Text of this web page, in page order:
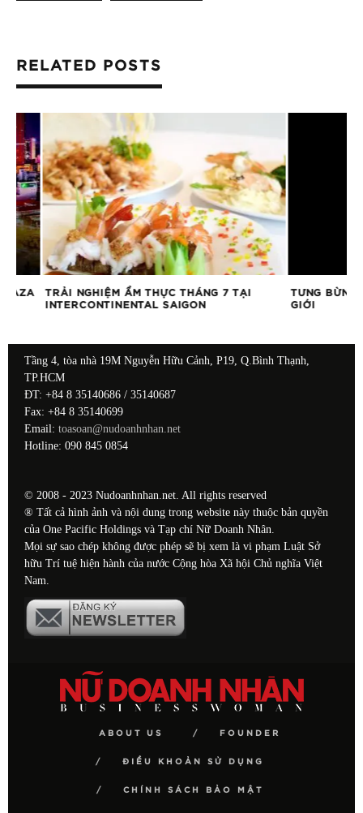
RELATED POSTS
TRẢI NGHIỆM ẨM THỰC THÁNG 7 TẠI
INTERCONTINENTAL SAIGON
TƯNG BỪNG
Tầng 4, tòa nhà 19M Nguyễn Hữu Cảnh, P19, Q.Bình Thạnh,
TP.HCM
ĐT: +84 8 35140686 / 35140687
Fax: +84 8 35140699
Email: toasoan@nudoanhnhan.net
Hotline: 090 845 0854
© 2008 - 2023 Nudoanhnhan.net. All rights reserved
® Tất cả hình ảnh và nội dung trong website này thuộc bản quyền
của One Pacific Holdings và Tạp chí Nữ Doanh Nhân.
Mọi sự sao chép không được phép sẽ bị xem là vi phạm Luật Sở
hữu Trí tuệ hiện hành của nước Cộng hòa Xã hội Chủ nghĩa Việt
Nam.
ABOUT US FOUNDER
ĐIỀU KHOẢN SỬ DỤNG
CHÍNH SÁCH BẢO MẬT